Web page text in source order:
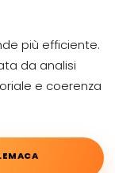
più efficiente.
da analisi
e coerenza